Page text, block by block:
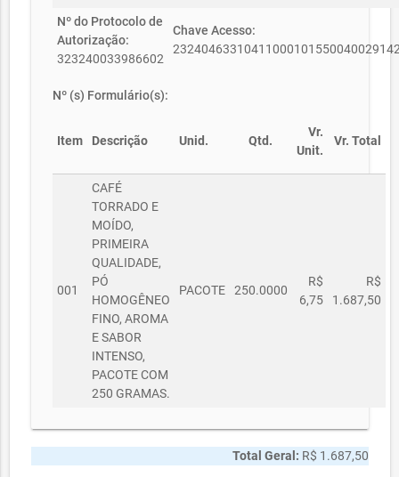
Nº do Protocolo de
Autorização:
323240033986602
Chave Acesso:
Nº (s) Formulário(s):
Item Descrição Unid. Qtd.
Vr.
Unit.
Vr. Total
001
CAFÉ
TORRADO E
MOÍDO,
PRIMEIRA
QUALIDADE,
PÓ
HOMOGÊNEO
FINO, AROMA
E SABOR
INTENSO,
PACOTE COM
250 GRAMAS.
PACOTE 250.0000
R$
6,75
R$
1.687,50
Total Geral: R$ 1.687,50